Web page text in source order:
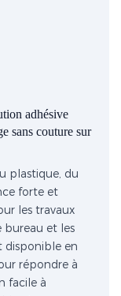
adhésive
sans couture sur
plastique, du
forte et
les travaux
bureau et les
disponible en
répondre à
facile à